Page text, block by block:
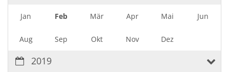
Jan Feb Mär Apr Mai Jun
Aug Sep Okt Nov Dez
2019